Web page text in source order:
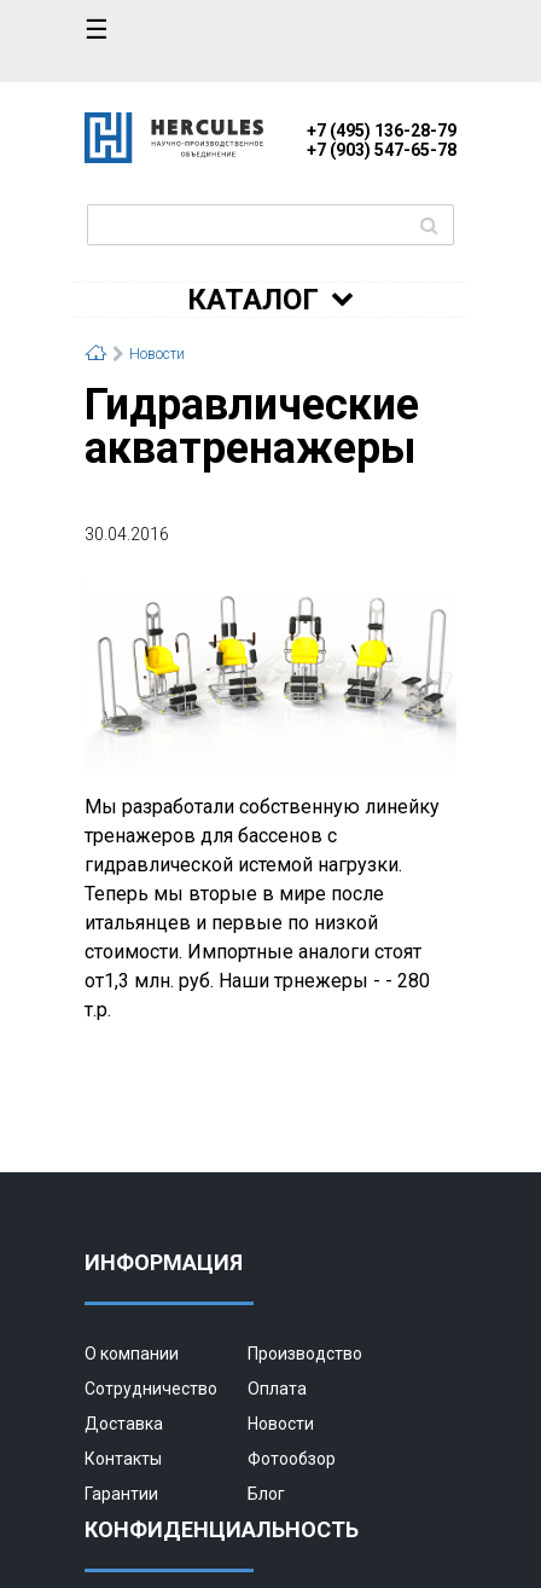
☰
+7 (495) 136-28-79
+7 (903) 547-65-78
КАТАЛОГ
Новости
Гидравлические
акватренажеры
30.04.2016
Мы разработали собственную линейку
тренажеров для бассенов с
гидравлической истемой нагрузки.
Теперь мы вторые в мире после
итальянцев и первые по низкой
стоимости. Импортные аналоги стоят
от1,3 млн. руб. Наши трнежеры - - 280
т.р.
ИНФОРМАЦИЯ
О компании
Производство
Сотрудничество
Оплата
Доставка
Новости
Контакты
Фотообзор
Гарантии
Блог
КОНФИДЕНЦИАЛЬНОСТЬ